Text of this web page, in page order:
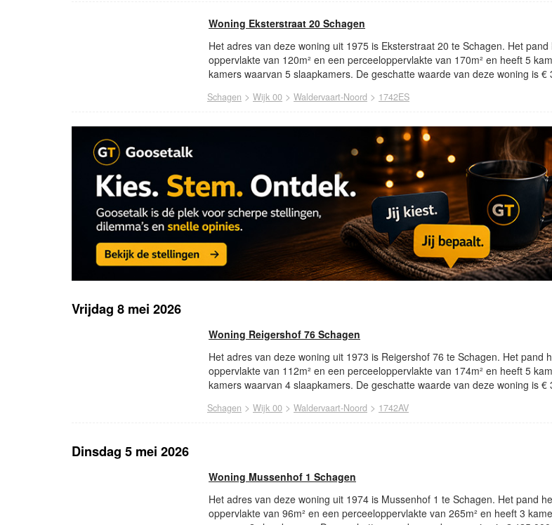
Woning Eksterstraat 20 Schagen
Het adres van deze woning uit 1975 is Eksterstraat 20 te Schagen. Het pand
oppervlakte van 120m² en een perceeloppervlakte van 170m² en heeft 5
kamers waarvan 5 slaapkamers. De geschatte waarde van deze woning is €
Schagen > Wijk 00 > Waldervaart-Noord > 1742ES
Vrijdag 8 mei 2026
Woning Reigershof 76 Schagen
Het adres van deze woning uit 1973 is Reigershof 76 te Schagen. Het pand
oppervlakte van 112m² en een perceeloppervlakte van 174m² en heeft 5
kamers waarvan 4 slaapkamers. De geschatte waarde van deze woning is €
Schagen > Wijk 00 > Waldervaart-Noord > 1742AV
Dinsdag 5 mei 2026
Woning Mussenhof 1 Schagen
Het adres van deze woning uit 1974 is Mussenhof 1 te Schagen. Het pand
oppervlakte van 96m² en een perceeloppervlakte van 265m² en heeft 3